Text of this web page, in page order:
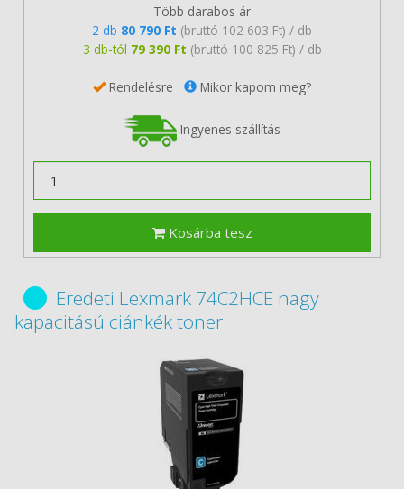
Több darabos ár
2 db 80 790 Ft (bruttó 102 603 Ft) / db
3 db-tól 79 390 Ft (bruttó 100 825 Ft) / db
Rendelésre Mikor kapom meg?
Ingyenes szállítás
Kosárba tesz
Eredeti Lexmark 74C2HCE nagy
kapacitású ciánkék toner